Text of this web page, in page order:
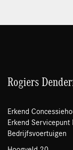
Rogiers
Erkend
Erkend Servicepunt
Bedrijfsvoertuigen